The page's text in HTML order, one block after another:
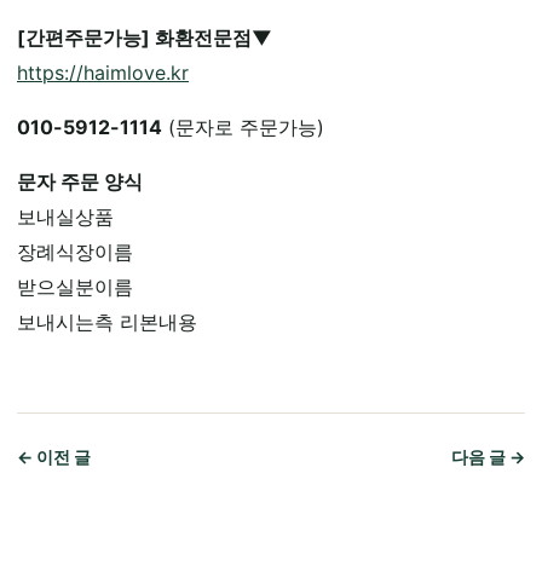
[간편주문가능] 화환전문점▼
https://haimlove.kr
010-5912-1114 (문자로 주문가능)
문자 주문 양식
보내실상품
장례식장이름
받으실분이름
보내시는측 리본내용
← 이전 글 다음 글 →